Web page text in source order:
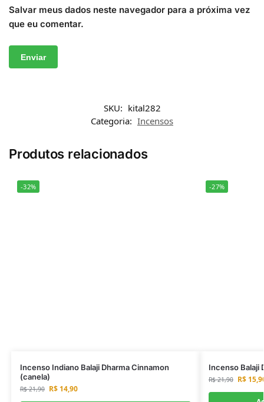
Salvar meus dados neste navegador para a próxima vez
que eu comentar.
SKU: kital282
Categoria: Incensos
Produtos relacionados
-32%
Incenso Indiano Balaji Dharma Cinnamon
(canela)
R$21,90 R$14,90
-27%
Incenso Balaji
R$21,90 R$